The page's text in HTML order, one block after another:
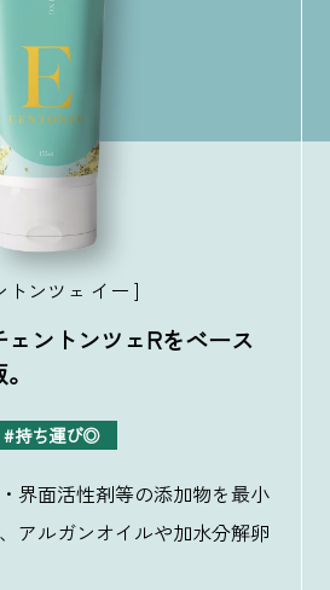
トンツェ イー ]
ントンツェRをベース
持ち運び◎
界面活性剤等の添加物を最小
アルガンオイルや加水分解卵